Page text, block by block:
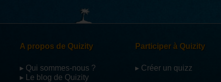
A propos de Quizity
▸ Qui sommes-nous ?
▸ Le blog de Quizity
Participer à Quizity
▸ Créer un quizz